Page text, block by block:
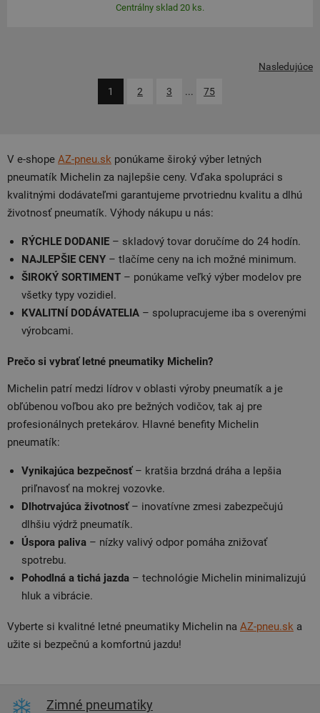
Centrálny sklad 20 ks.
1 2 3 ... 75
Nasledujúce
V e-shope AZ-pneu.sk ponúkame široký výber letných
pneumatík Michelin za najlepšie ceny. Vďaka spolupráci s
kvalitnými dodávateľmi garantujeme prvotriednu kvalitu a dlhú
životnosť pneumatík. Výhody nákupu u nás:
RÝCHLE DODANIE – skladový tovar doručíme do 24 hodín.
NAJLEPŠIE CENY – tlačíme ceny na ich možné minimum.
ŠIROKÝ SORTIMENT – ponúkame veľký výber modelov pre
všetky typy vozidiel.
KVALITNÍ DODÁVATELIA – spolupracujeme iba s overenými
výrobcami.
Prečo si vybrať letné pneumatiky Michelin?
Michelin patrí medzi lídrov v oblasti výroby pneumatík a je
obľúbenou voľbou ako pre bežných vodičov, tak aj pre
profesionálnych pretekárov. Hlavné benefity Michelin
pneumatík:
Vynikajúca bezpečnosť– kratšia brzdná dráha a lepšia
priľnavosť na mokrej vozovke.
Dlhotrvajúca životnosť– inovatívne zmesi zabezpečujú
dlhšiu výdrž pneumatík.
Úspora paliva – nízky valivý odpor pomáha znižovať
spotrebu.
Pohodlná a tichá jazda – technológie Michelin minimalizujú
hluk a vibrácie.
Vyberte si kvalitné letné pneumatiky Michelin na AZ-pneu.sk a
užite si bezpečnú a komfortnú jazdu!
Zimné pneumatiky